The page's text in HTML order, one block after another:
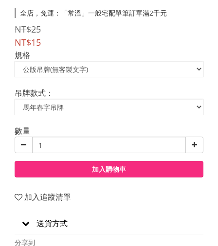
全店，免運：「常溫」一般宅配單筆訂單滿2千元
NT$25
NT$15
規格
吊牌款式：
數量
加入購物車
加入追蹤清單
送貨方式
分享到